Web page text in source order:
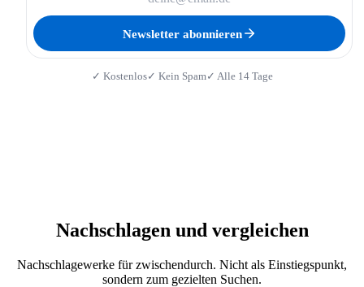
Newsletter abonnieren
✓ Kostenlos✓ Kein Spam✓ Alle 14 Tage
Nachschlagen und vergleichen
Nachschlagewerke für zwischendurch. Nicht als Einstiegspunkt,
sondern zum gezielten Suchen.